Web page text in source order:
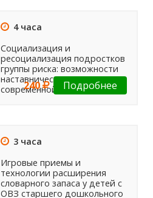
4 часа
Социализация и
ресоциализация подростков
группы риска: возможности
наставничества в
современной школе
240 Подробнее
3 часа
Игровые приемы и
технологии расширения
словарного запаса у детей с
ОВЗ старшего дошкольного